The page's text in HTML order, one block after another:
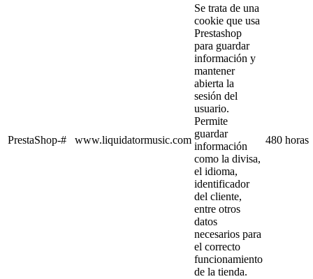
PrestaShop-# www.liquidatormusic.com
Se trata de una
cookie que usa
Prestashop
para guardar
información y
mantener
abierta la
sesión del
usuario.
Permite
guardar
información
como la divisa,
el idioma,
identificador
del cliente,
entre otros
datos
necesarios para
el correcto
funcionamiento
de la tienda.
480 horas